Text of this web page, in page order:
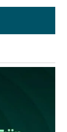
kirjautua